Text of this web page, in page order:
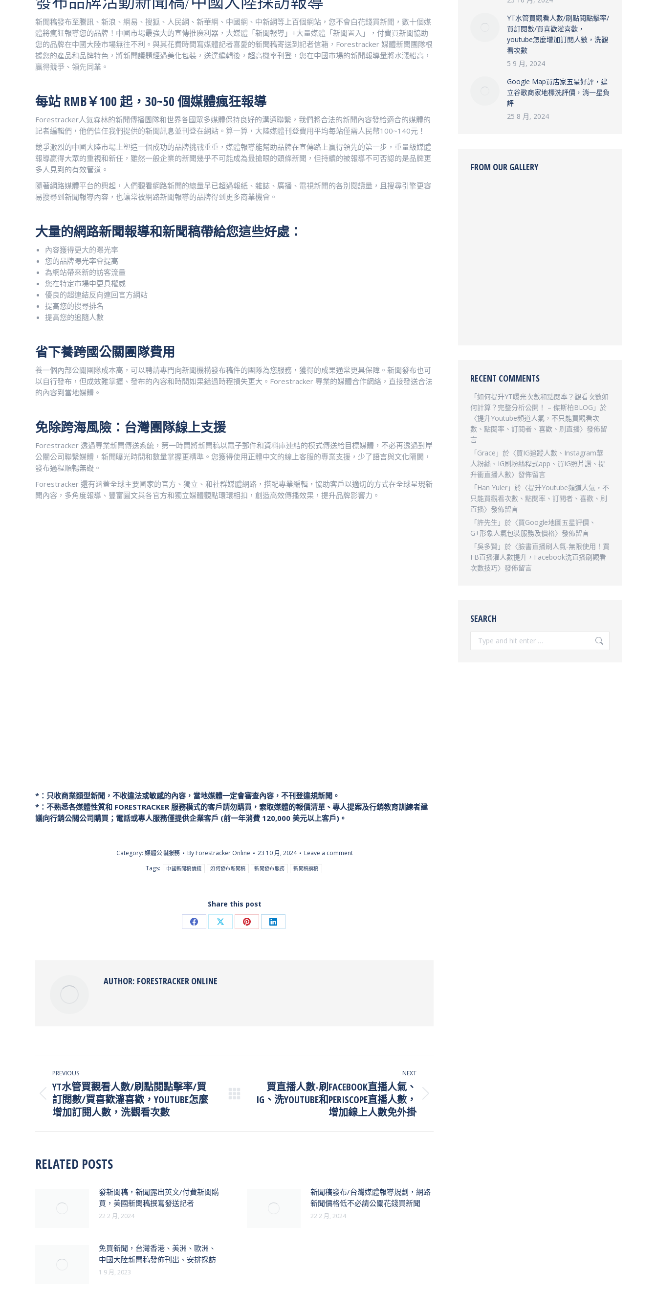
新聞稿發布至騰訊、新浪、網易、搜狐、人民網、新華網、中國網、中新網等上百個網站，您不會白花錢買新聞，數十個媒
體將瘋狂報導您的品牌！中國市場最強大的宣傳推廣利器，大媒體「新聞報導」+大量媒體「新聞置入」，付費買新聞協助
您的品牌在中國大陸市場無往不利。與其花費時間寫媒體記者喜愛的新聞稿寄送到記者信箱，Forestracker 媒體新聞團隊根
據您的產品和品牌特色，將新聞議題經過美化包裝，送達編輯後，超高機率刊登，您在中國市場的新聞報導量將水漲船高，
贏得競爭、領先同業。
每站 RMB￥100 起，30~50 個媒體瘋狂報導
Forestracker人氣森林的新聞傳播團隊和世界各國眾多媒體保持良好的溝通聯繫，我們將合法的新聞內容發給適合的媒體的
記者編輯們，他們信任我們提供的新聞訊息並刊登在網站。算一算，大陸媒體刊登費用平均每站僅需人民幣100~140元！
競爭激烈的中國大陸市場上塑造一個成功的品牌挑戰重重，媒體報導能幫助品牌在宣傳路上贏得領先的第一步，重量級媒體
報導贏得大眾的重視和新任，雖然一般企業的新聞幾乎不可能成為最搶眼的頭條新聞，但持續的被報導不可否認的是品牌更
多人見到的有效管道。
隨著網路媒體平台的興起，人們觀看網路新聞的總量早已超過報紙、雜誌、廣播、電視新聞的各別閱讀量，且搜尋引擎更容
易搜尋到新聞報導內容，也讓常被網路新聞報導的品牌得到更多商業機會。
大量的網路新聞報導和新聞稿帶給您這些好處：
內容獲得更大的曝光率
您的品牌曝光率會提高
為網站帶來新的訪客流量
您在特定市場中更具權威
優良的超連結反向連回官方網站
提高您的搜尋排名
提高您的追隨人數
省下養跨國公關團隊費用
養一個內部公關團隊成本高，可以聘請專門向新聞機構發布稿件的團隊為您服務，獲得的成果通常更具保障。新聞發布也可
以自行發布，但成效難掌握、發布的內容和時間如果錯過時程損失更大。Forestracker 專業的媒體合作網絡，直接發送合法
的內容到當地媒體。
免除跨海風險：台灣團隊線上支援
Forestracker 透過專業新聞傳送系統，第一時間將新聞稿以電子郵件和資料庫連結的模式傳送給目標媒體，不必再透過對岸
公關公司聯繫媒體，新聞曝光時間和數量掌握更精準。您獲得使用正體中文的線上客服的專業支援，少了語言與文化隔閡，
發布過程順暢無礙。
Forestracker 還有涵蓋全球主要國家的官方、獨立、和社群媒體網路，搭配專業編輯，協助客戶以適切的方式在全球呈現新
聞內容，多角度報導、豐富圖文與各官方和獨立媒體觀點環環相扣，創造高效傳播效果，提升品牌影響力。
*：只收商業類型新聞，不收違法或敏感的內容 ，當地媒體一定會審查內容，不刊登違規新聞。
*：不熟悉各媒體性質和 FORESTRACKER 服務模式的客戶請勿購買，索取媒體的報價清單、專人提案及行銷教育訓練者建
議向行銷公關公司購買；電話或專人服務僅提供企業客戶 (前一年消費 120,000 美元以上客戶)。
Category: 媒體公關服務 By Forestracker Online 23 10 月, 2024
Leave a comment
Tags:
中國新聞稿價錢 如何發布新聞稿 新聞發布服務 新聞稿撰稿
Share this post
Share Share Share Share
AUTHOR: FORESTRACKER ONLINE
POST
NAVIGATION
PREVIOUS
Previous
post:
YT水管買觀看人數/刷點閱點擊率/買
訂閱數/買喜歡灌喜歡，YOUTUBE怎麼
增加訂閱人數，洗觀看次數
NEXT
Next
買直播人數-刷FACEBOOK直播人氣、
IG、洗YOUTUBE和PERISCOPE直播人數，
增加線上人數免外掛
RELATED POSTS
發新聞稿，新聞露出英文/付費新聞購
買，美國新聞稿撰寫發送記者
22 2 月, 2024
新聞稿發布/台灣媒體報導規劃，網路
新聞價格低不必請公關花錢買新聞
22 2 月, 2024
免買新聞，台灣香港、美洲、歐洲、
中國大陸新聞稿發佈刊出、安排採訪
1 9 月, 2023
YT水管買觀看人數/刷點閱點擊率/
買訂閱數/買喜歡灌喜歡，
youtube怎麼增加訂閱人數，洗觀
看次數
5 9 月, 2024
Google Map買店家五星好評，建
立谷歌商家地標洗評價，消一星負
評
25 8 月, 2024
FROM OUR GALLERY
RECENT COMMENTS
「如何提升YT曝光次數和點閱率？觀看次數如
何計算？完整分析公開！ – 傑斯柏BLOG 」於
〈提升Youtube頻道人氣，不只能買觀看次
數、點閱率、訂閱者、喜歡、刷直播〉發佈留
言
「Grace 」於〈買IG追蹤人數、Instagram華
人粉絲、IG刷粉絲程式app、買IG照片讚、提
升衝直播人數〉發佈留言
「Han Yuler 」於〈提升Youtube頻道人氣，不
只能買觀看次數、點閱率、訂閱者、喜歡、刷
直播〉發佈留言
「許先生 」於〈買Google地圖五星評價、
G+形象人氣包裝服務及價格〉發佈留言
「吳多賢 」於〈臉書直播刷人氣-無限使用！買
FB直播灌人數提升，Facebook洗直播刷觀看
次數技巧〉發佈留言
SEARCH
Search: